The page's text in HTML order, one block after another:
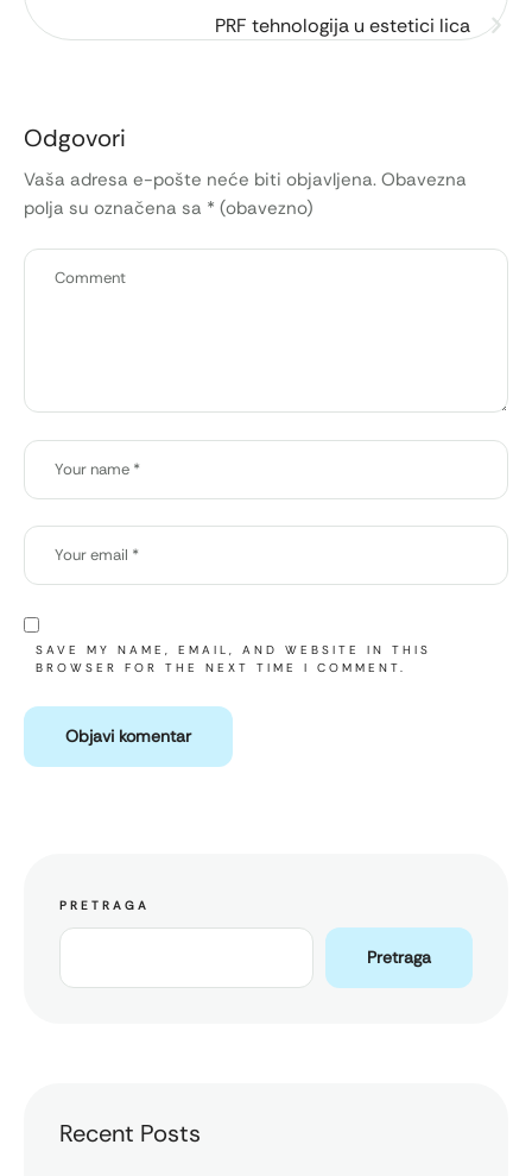
PRF tehnologija u estetici lica
Odgovori
Vaša adresa e-pošte neće biti objavljena. Obavezna
polja su označena sa * (obavezno)
SAVE MY NAME, EMAIL, AND WEBSITE IN THIS
BROWSER FOR THE NEXT TIME I COMMENT.
PRETRAGA
Pretraga
Recent Posts